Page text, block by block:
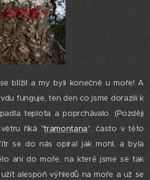
se blížil a my byli konečně u moře! A
funguje, ten den co jsme dorazili k
teplota a poprchávalo. (Později
říká "tramontana", často v této
se do nás opíral jak mohl, a byla
ani do moře, na které jsme se tak
alespoň výhledů na moře a už se